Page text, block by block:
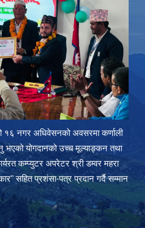
१६ नगर अधिवेसनको अवसरमा कर्णाली
भएको योगदानको उच्च मूल्याङ्कन तथा
कम्प्युटर अपरेटर श्री डम्वर महरा
सहित प्रशंसा-पत्र प्रदान गर्दै सम्मान